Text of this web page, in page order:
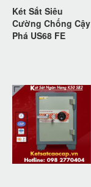
Két Sắt Siêu
Cường Chống Cậy
Phá US68 FE